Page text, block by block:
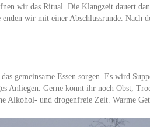
wir das Ritual. Die Klangzeit dauert
wir mit einer Abschlussrunde. Nach
gemeinsame Essen sorgen. Es wird
Anliegen. Gerne könnt ihr noch Obst,
Alkohol- und drogenfreie Zeit. Warme